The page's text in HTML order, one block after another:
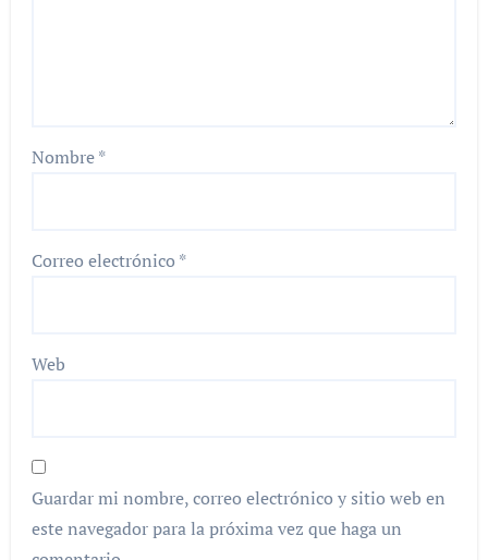
Nombre*
Correo electrónico *
Web
Guardar mi nombre, correo electrónico y sitio web en
este navegador para la próxima vez que haga un